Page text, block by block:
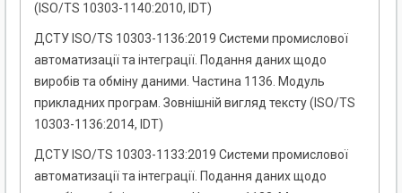
(ISO/TS 10303-1140:2010, IDT)
ДСТУ ISO/TS 10303-1136:2019 Системи промислової
автоматизації та інтеграції. Подання даних щодо
виробів та обміну даними. Частина 1136. Модуль
прикладних програм. Зовнішній вигляд тексту (ISO/TS
10303-1136:2014, IDT)
ДСТУ ISO/TS 10303-1133:2019 Системи промислової
автоматизації та інтеграції. Подання даних щодо